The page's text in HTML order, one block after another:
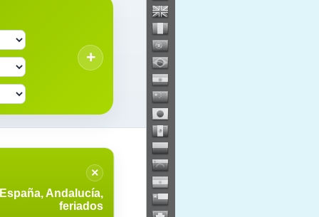
+
×
España, Andalucía,
feriados